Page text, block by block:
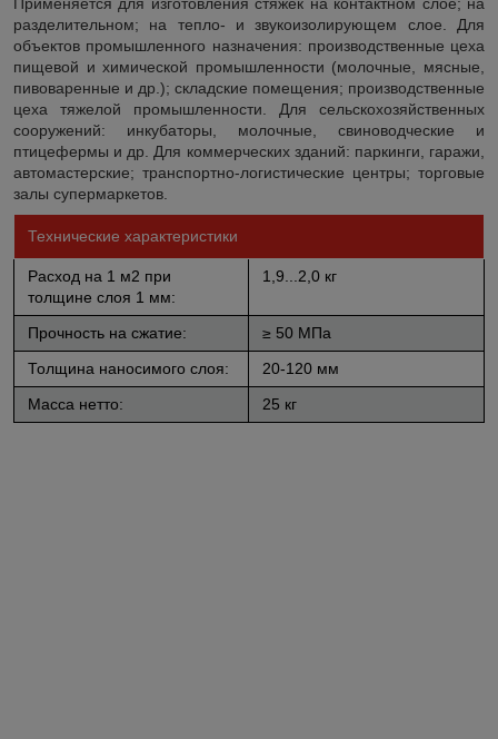
Применяется для изготовления стяжек на контактном слое; на
разделительном; на тепло- и звукоизолирующем слое. Для
объектов промышленного назначения: производственные цеха
пищевой и химической промышленности (молочные, мясные,
пивоваренные и др.); складские помещения; производственные
цеха тяжелой промышленности. Для сельскохозяйственных
сооружений: инкубаторы, молочные, свиноводческие и
птицефермы и др. Для коммерческих зданий: паркинги, гаражи,
автомастерские; транспортно-логистические центры; торговые
залы супермаркетов.
Технические характеристики
Расход на 1 м2 при
толщине слоя 1 мм:
1,9...2,0 кг
Прочность на сжатие:
≥ 50 МПа
Толщина наносимого слоя:
20-120 мм
Масса нетто:
25 кг